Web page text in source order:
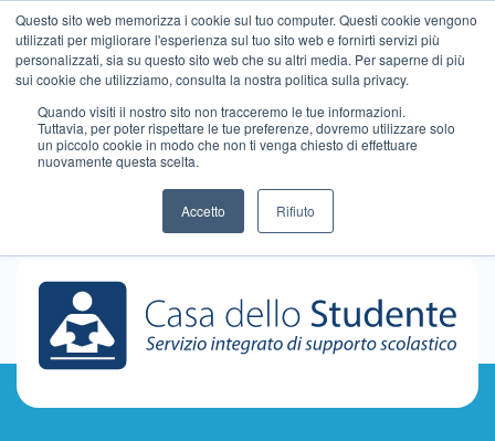
Questo sito web memorizza i cookie sul tuo computer. Questi cookie vengono
utilizzati per migliorare l'esperienza sul tuo sito web e fornirti servizi più
personalizzati, sia su questo sito web che su altri media. Per saperne di più
sui cookie che utilizziamo, consulta la nostra politica sulla privacy.
Quando visiti il ​​nostro sito non tracceremo le tue informazioni.
Tuttavia, per poter rispettare le tue preferenze, dovremo utilizzare solo
un piccolo cookie in modo che non ti venga chiesto di effettuare
nuovamente questa scelta.
Accetto Rifiuto